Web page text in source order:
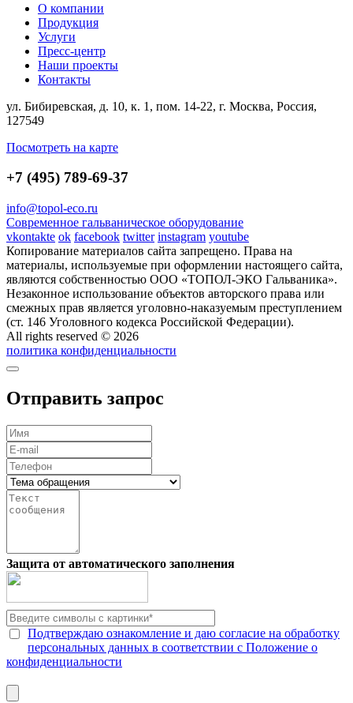
О компании
Продукция
Услуги
Пресс-центр
Наши проекты
Контакты
ул. Бибиревская, д. 10, к. 1, пом. 14-22, г. Москва, Россия,
127549
Посмотреть на карте
+7 (495) 789-69-37
info@topol-eco.ru
Современное гальваническое оборудование
vkontakte ok facebook twitter instagram youtube
Копирование материалов сайта запрещено. Права на
материалы, используемые при оформлении настоящего сайта,
являются собственностью ООО «ТОПОЛ-ЭКО Гальваника».
Незаконное использование объектов авторского права или
смежных прав является уголовно-наказуемым преступлением
(ст. 146 Уголовного кодекса Российской Федерации).
All rights reserved © 2026
политика конфиденциальности
Отправить запрос
Защита от автоматического заполнения
Подтверждаю ознакомление и даю согласие на обработку
персональных данных в соответствии с Положение о
конфиденциальности